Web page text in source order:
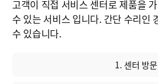
고객이 직접 서비스 센터로 제품을
수 있는 서비스 입니다. 간단 수리인
수 있습니다.
1. 센터 방문